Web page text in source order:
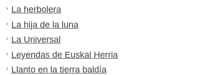
La herbolera
La hija de la luna
La Universal
Leyendas de Euskal Herria
Llanto en la tierra baldía